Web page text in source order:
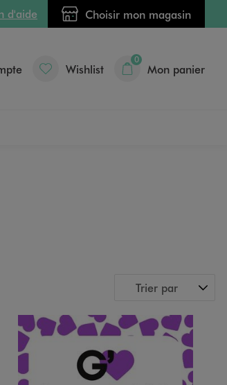
d'aide Choisir mon magasin
Wishlist
0
Mon panier
Trier par